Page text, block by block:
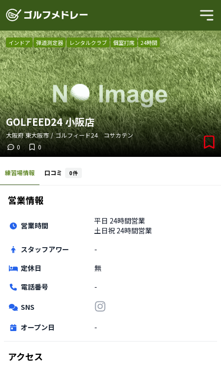
インドア 弾道測定器 レンタルクラブ 個室打席 24時間
GOLFEED24 小阪店
大阪府東大阪市 / ゴルフィード24 コサカテン
0
0
練習場情報 口コミ 0件
営業情報
営業時間 平日 24時間営業
土日祝 24時間営業
スタッフアワー
-
定休日
無
電話番号
-
SNS
オープン日 -
アクセス